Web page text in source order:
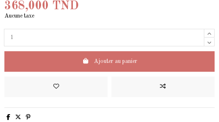
368,000 TND
Aucune taxe
Ajouter au panier